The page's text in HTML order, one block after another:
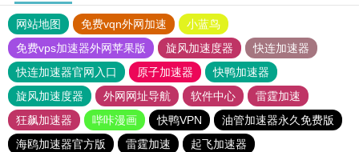
网站地图 免费vqn外网加速
小蓝鸟
免费vps加速器外网苹果版
旋风加速度器
快连加速器
快连加速器官网入口
原子加速器
快鸭加速器
旋风加速度器
外网网址导航 软件中心
雷霆加速
狂飙加速器
哔咔漫画 快鸭VPN
油管加速器永久免费版
海鸥加速器官方版
雷霆加速
起飞加速器